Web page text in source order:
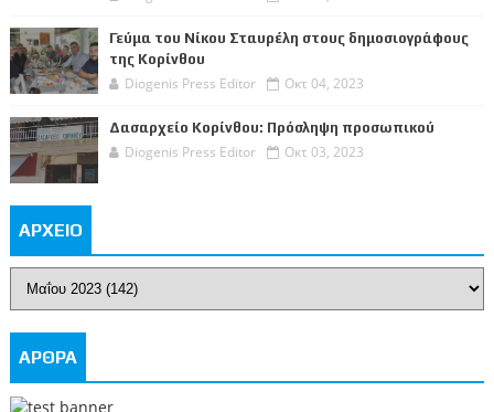
Γεύμα του Νίκου Σταυρέλη στους δημοσιογράφους
της Κορίνθου
Diogenis Press Editor Οκτ 04, 2023
Δασαρχείο Κορίνθου: Πρόσληψη προσωπικού
Diogenis Press Editor Οκτ 03, 2023
ΑΡΧΕΙΟ
ΑΡΘΡΑ